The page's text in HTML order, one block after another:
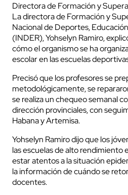
Directora de Formación y
La directora de Formación y
Nacional de Deportes,
(INDER), Yohselyn Ramiro,
cómo el organismo se ha
escolar en las escuelas
Precisó que los profesores se
metodológicamente, se
se realiza un chequeo semanal
dirección provinciales, con
Habana y Artemisa.
Yohselyn Ramiro dijo que los
las escuelas de alto rendimiento
estar atentos a la situación
la información de cuándo se
docentes.